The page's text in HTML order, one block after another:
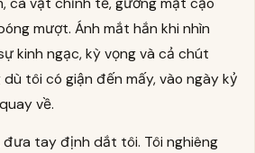
mượt. Ánh mắt hắn khi nhìn
kinh ngạc, kỳ vọng và cả chút
tôi có giận đến mấy, vào ngày kỷ
về.
đưa tay định dắt tôi. Tôi nghiêng